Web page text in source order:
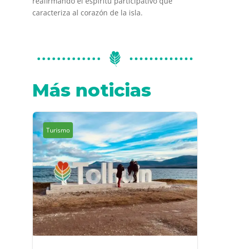
caracteriza al corazón de la isla.
Más noticias
Turismo